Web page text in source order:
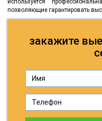
используется
позволяющие гарантировать
закажите